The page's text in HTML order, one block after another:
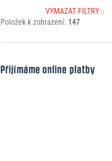
VYMAZAT FILTRY
Položek k zobrazení: 147
Přijímáme online platby